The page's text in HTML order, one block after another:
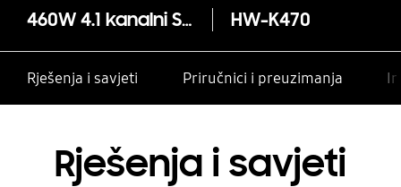
460W 4.1 kanalni Soundbar HW-K470 HW-K470
Rješenja i savjeti Priručnici i preuzimanja
Rješenja i savjeti